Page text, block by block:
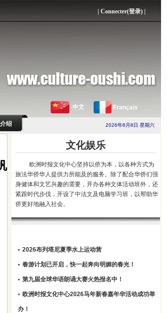
Connecter(登录)
中文 Français
绍 2026年8月8日 星期六
文化娱乐
欧洲时报文化中心坚持以侨为本，以各种方式为
旅法华侨华人提供力所能及的服务。除了配合华侨们强
身健体和文艺兴趣的需要，开办各种文体活动班外，还
紧跟时代步伐，开设了中法文及电脑学习班，以帮助华
侨更好地融入社会。
• 2026布列塔尼夏季水上运动营
• 春游计划已开启，快一起奔向明媚的春光！
• 第九届全球华语朗诵大赛火热报名中！
• 欧洲时报文化中心2026马年新春嘉年华活动成功举
办！